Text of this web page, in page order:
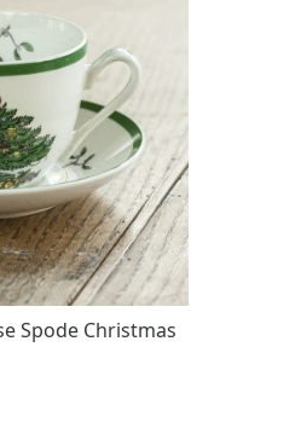
Spode Christmas